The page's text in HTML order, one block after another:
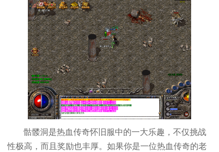
骷髅洞是热血传奇怀旧服中的一大乐趣，不仅挑战
性极高，而且奖励也丰厚。如果你是一位热血传奇的老